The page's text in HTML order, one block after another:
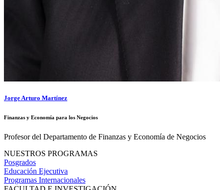
Jorge Arturo Martínez
Finanzas y Economía para los Negocios
Profesor del Departamento de Finanzas y Economía de Negocios
NUESTROS PROGRAMAS
Posgrados
Educación Ejecutiva
Programas Internacionales